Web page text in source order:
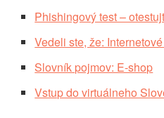
Phishingový test –
Vedeli ste, že:
Slovník pojmov: E-shop
Vstup do virtuálneho